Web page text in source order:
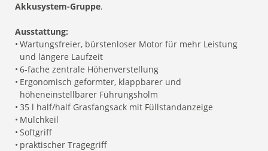
Akkusystem-Gruppe.
Ausstattung:
• Wartungsfreier, bürstenloser Motor für mehr Leistung
und längere Laufzeit
• 6-fache zentrale Höhenverstellung
• Ergonomisch geformter, klappbarer und
höheneinstellbarer Führungsholm
• 35 l half/half Grasfangsack mit Füllstandanzeige
• Mulchkeil
• Softgriff
• praktischer Tragegriff